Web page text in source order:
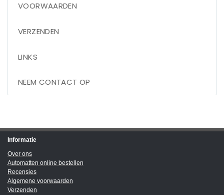
VOORWAARDEN
VERZENDEN
LINKS
NEEM CONTACT OP
Informatie
Over ons
Automatten online bestellen
Recensies
Algemene voorwaarden
Verzenden